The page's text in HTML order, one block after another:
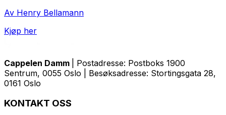
Av Henry Bellamann
Kjøp her
Cappelen Damm
| Postadresse: Postboks 1900
Sentrum, 0055 Oslo | Besøksadresse: Stortingsgata 28,
0161 Oslo
KONTAKT OSS